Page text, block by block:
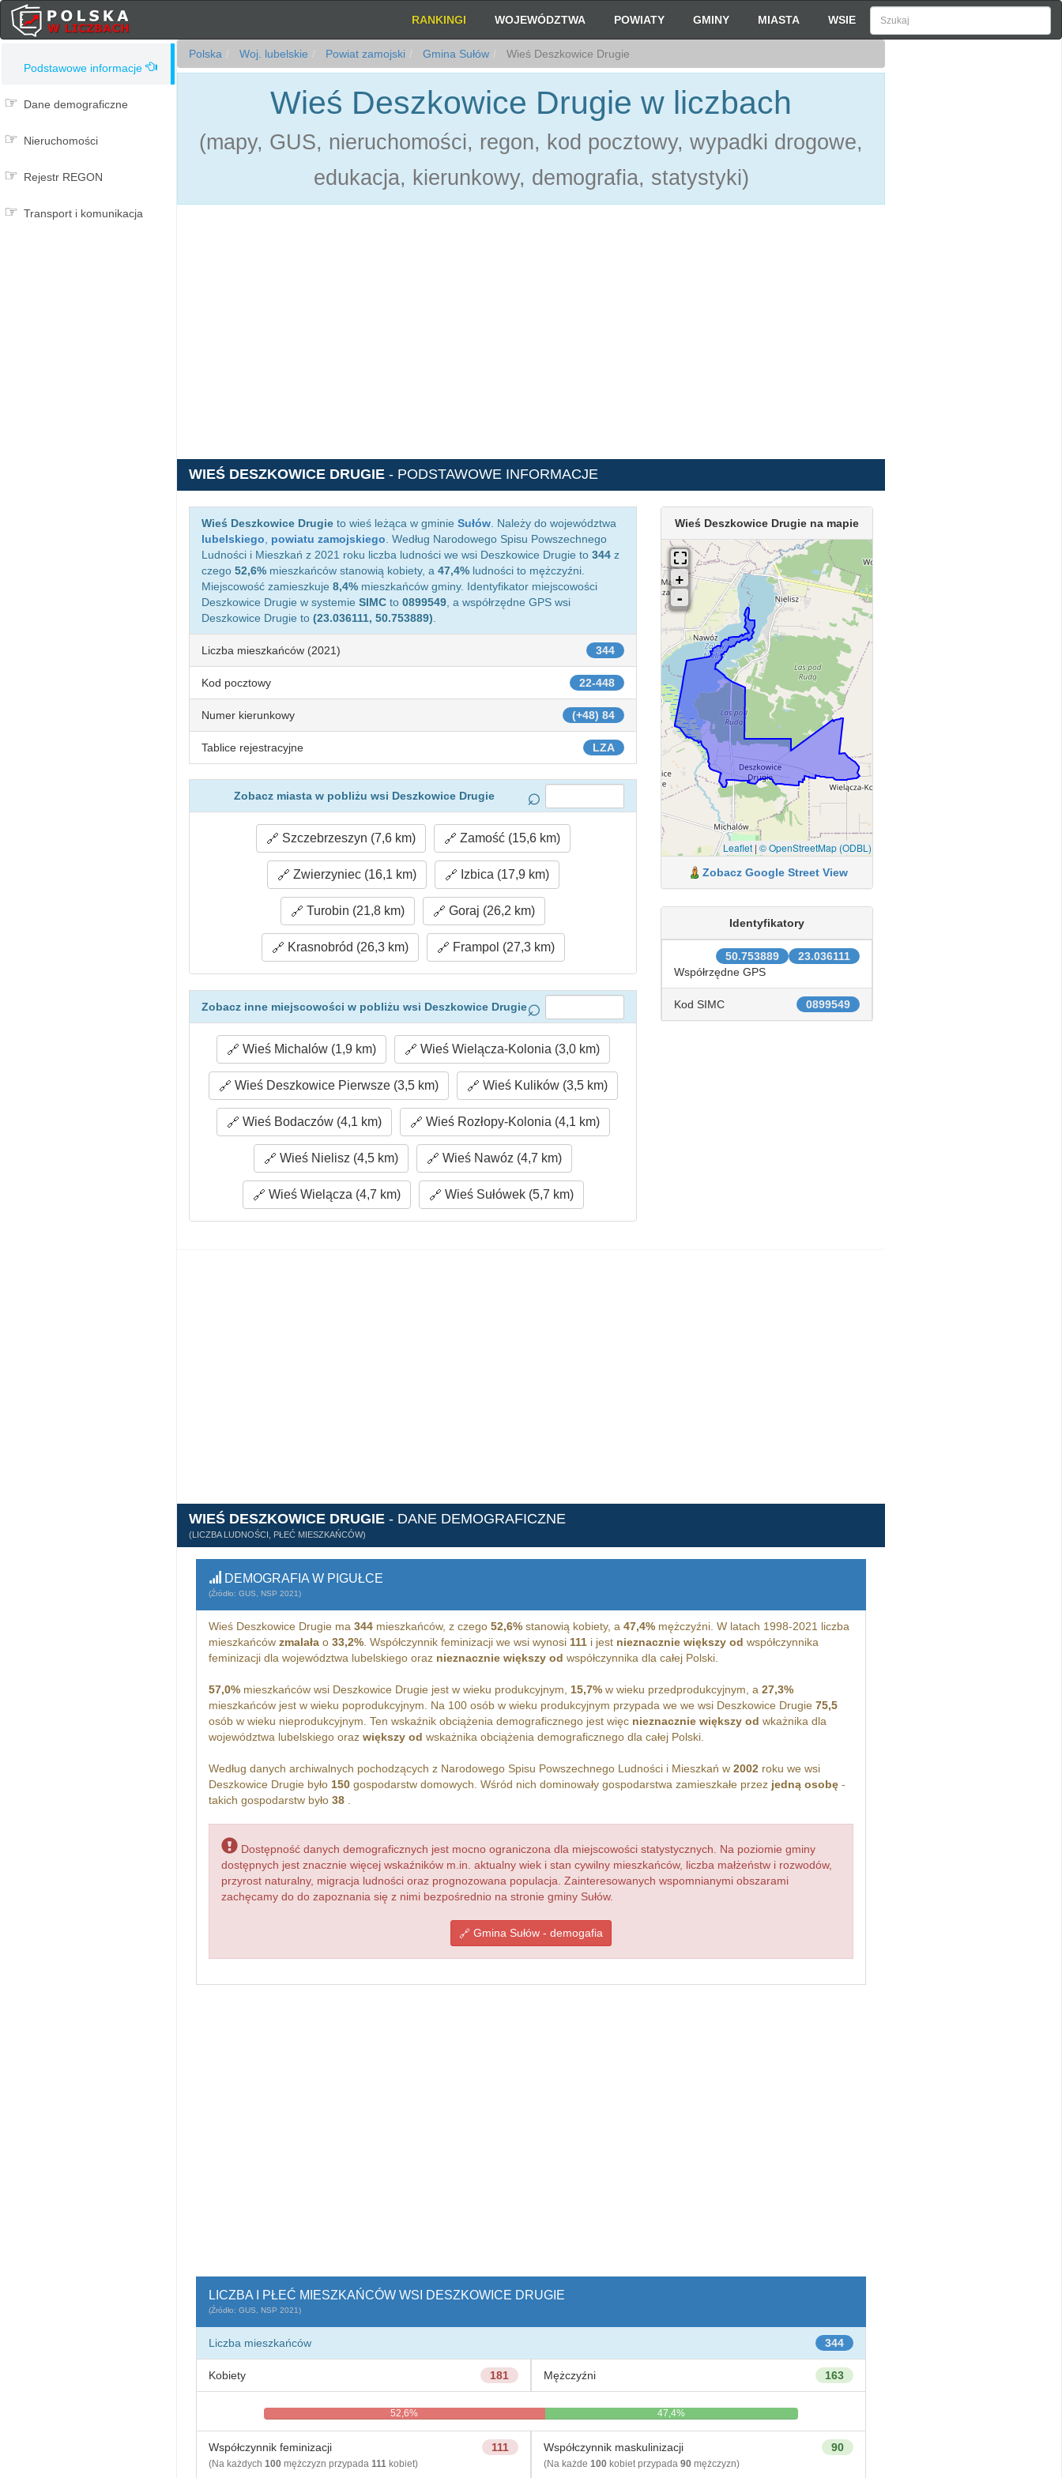
RANKINGI WOJEWÓDZTWA POWIATY GMINY MIASTA WSIE
Podstawowe informacje
Dane demograficzne
Nieruchomości
Rejestr REGON
Transport i komunikacja
Polska Woj. lubelskie Powiat zamojski Gmina Sułów Wieś Deszkowice Drugie
Wieś Deszkowice Drugie w liczbach
(mapy, GUS, nieruchomości, regon, kod pocztowy, wypadki drogowe,
edukacja, kierunkowy, demografia, statystyki)
WIEŚ DESZKOWICE DRUGIE - PODSTAWOWE INFORMACJE
Wieś Deszkowice Drugie to wieś leżąca w gminie Sułów . Należy do województwa
lubelskiego
powiatu zamojskiego . Według Narodowego Spisu Powszechnego
Ludności i Mieszkań z 2021 roku liczba ludności we wsi Deszkowice Drugie to 344 z
czego 52,6% mieszkańców stanowią kobiety, a 47,4% ludności to mężczyźni.
Miejscowość zamieszkuje 8,4% mieszkańców gminy. Identyfikator miejscowości
Deszkowice Drugie w systemie SIMC to 0899549 , a współrzędne GPS wsi
Deszkowice Drugie to (23.036111, 50.753889)
344
Liczba mieszkańców (2021)
22-448
Kod pocztowy
(+48) 84
Numer kierunkowy
LZA
Tablice rejestracyjne
Zobacz miasta w pobliżu wsi Deszkowice Drugie
Szczebrzeszyn (7,6 km) Zamość (15,6 km)
Zwierzyniec (16,1 km) Izbica (17,9 km)
Turobin (21,8 km) Goraj (26,2 km)
Krasnobród (26,3 km) Frampol (27,3 km)
Zobacz inne miejscowości w pobliżu wsi Deszkowice Drugie
Wieś Michalów (1,9 km) Wieś Wielącza-Kolonia (3,0 km)
Wieś Deszkowice Pierwsze (3,5 km) Wieś Kulików (3,5 km)
Wieś Bodaczów (4,1 km) Wieś Rozłopy-Kolonia (4,1 km)
Wieś Nielisz (4,5 km) Wieś Nawóz (4,7 km)
Wieś Wielącza (4,7 km) Wieś Sułówek (5,7 km)
Wieś Deszkowice Drugie na mapie
Leaflet| © OpenStreetMap (ODBL)
Zobacz Google Street View
Identyfikatory
23.036111
50.753889
Współrzędne GPS
0899549
Kod SIMC
WIEŚ DESZKOWICE DRUGIE - DANE DEMOGRAFICZNE
(LICZBA LUDNOŚCI, PŁEĆ MIESZKAŃCÓW)
DEMOGRAFIA W PIGUŁCE
(Źródło: GUS, NSP 2021)
Wieś Deszkowice Drugie ma 344mieszkańców, z czego 52,6%stanowią kobiety, a 47,4%mężczyźni. W latach 1998-2021 liczba
mieszkańców zmalałao 33,2%. Współczynnik feminizacji we wsi wynosi 111i jest nieznacznie większy od współczynnika
feminizacji dla województwa lubelskiego oraz nieznacznie większy od współczynnika dla całej Polski.
57,0%mieszkańców wsi Deszkowice Drugie jest w wieku produkcyjnym, 15,7%w wieku przedprodukcyjnym, a 27,3%
mieszkańców jest w wieku poprodukcyjnym. Na 100 osób w wieku produkcyjnym przypada we we wsi Deszkowice Drugie 75,5
osób w wieku nieprodukcyjnym. Ten wskaźnik obciążenia demograficznego jest więc nieznacznie większy od wkażnika dla
województwa lubelskiego oraz większy od wskażnika obciążenia demograficznego dla całej Polski.
Według danych archiwalnych pochodzących z Narodowego Spisu Powszechnego Ludności i Mieszkań w 2002roku we wsi
Deszkowice Drugie było 150gospodarstw domowych. Wśród nich dominowały gospodarstwa zamieszkałe przez jedną osobę-
takich gospodarstw było 38.
Dostępność danych demograficznych jest mocno ograniczona dla miejscowości statystycznych. Na poziomie gminy
dostępnych jest znacznie więcej wskaźników m.in. aktualny wiek i stan cywilny mieszkańców, liczba małżeństw i rozwodów,
przyrost naturalny, migracja ludności oraz prognozowana populacja. Zainteresowanych wspomnianymi obszarami
zachęcamy do do zapoznania się z nimi bezpośrednio na stronie gminy Sułów.
Gmina Sułów - demogafia
LICZBA I PŁEĆ MIESZKAŃCÓW WSI DESZKOWICE DRUGIE
(Źródło: GUS, NSP 2021)
344
Liczba mieszkańców
181
Kobiety 163
Mężczyźni
52,6% 47,4%
111
Współczynnik feminizacji
(Na każdych 100mężczyzn przypada 111kobiet)
90
Współczynnik maskulinizacji
(Na każde 100kobiet przypada 90mężczyzn)